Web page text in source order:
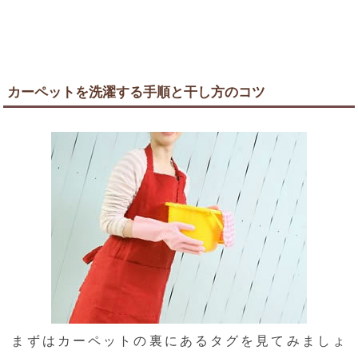
カーペットを洗濯する手順と干し方のコツ
まずはカーペットの裏にあるタグを見てみましょ